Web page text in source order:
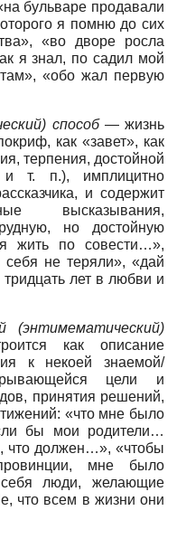
бульваре продавали
я помню до сих
«во дворе росла
я знал, по садил мой
«обо жал первую
способ— жизнь
как «завет», как
терпения, достойной
и т. п.), имплицитно
и содержит
высказывания,
но достойную
жить по совести…»,
не теряли», «дай
лет в любви и
(энтимематический)
как описание
к некоей знаемой/
цели и
принятия решений,
«что мне было
бы мои родители…
должен…», «чтобы
мне было
люди, желающие
что всем в жизни они